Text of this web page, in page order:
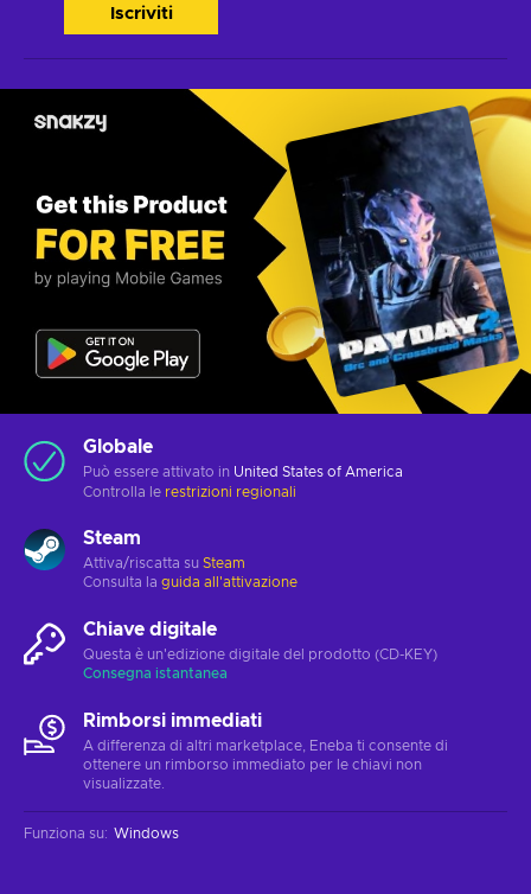
Iscriviti
Globale
Può essere attivato in United States of America
Controlla le restrizioni regionali
Steam
Attiva/riscatta su Steam
Consulta la guida all'attivazione
Chiave digitale
Questa è un'edizione digitale del prodotto (CD-KEY)
Consegna istantanea
Rimborsi immediati
A differenza di altri marketplace, Eneba ti consente di
ottenere un rimborso immediato per le chiavi non
visualizzate.
Funziona su: Windows